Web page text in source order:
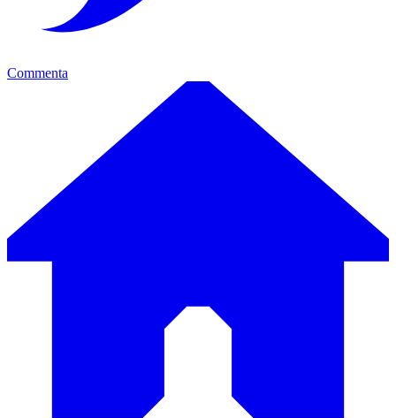
Commenta